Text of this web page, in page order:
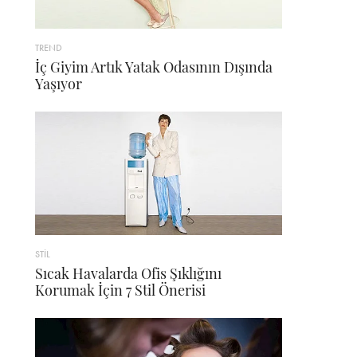
TREND
İç Giyim Artık Yatak Odasının Dışında
Yaşıyor
STİL
Sıcak Havalarda Ofis Şıklığını
Korumak İçin 7 Stil Önerisi